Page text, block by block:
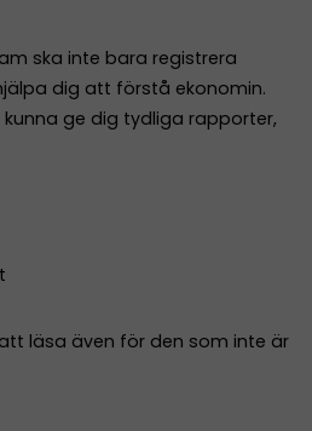
ska inte bara registrera
dig att förstå ekonomin.
ge dig tydliga rapporter,
läsa även för den som inte är